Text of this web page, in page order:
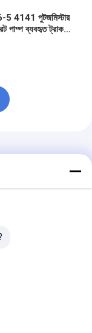
5 4141 পুটজমিস্টার
পাম্প ব্যবহৃত ট্রাক